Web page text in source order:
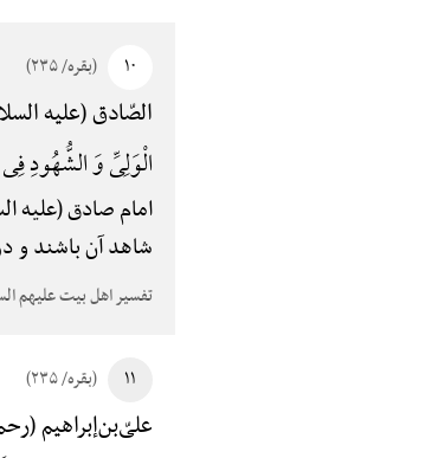
۱۰ (بقره/ ۲۳۵)
الصّادق (علیه
الْوَلِیِّ وَ الشُّهُودِ
امام صادق (علیه
شاهد آن باشند و
تفسیر اهل بیت علیهم السلام
۱۱ (بقره/ ۲۳۵)
علیّ‌بن‌إبراهیم